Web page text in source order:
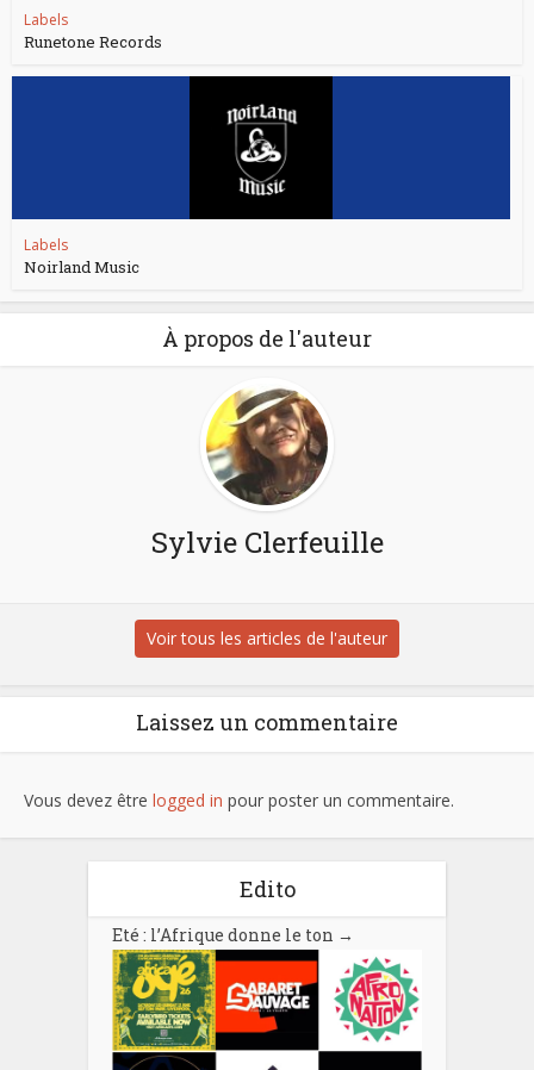
Labels
Runetone Records
Labels
Noirland Music
À propos de l'auteur
Sylvie Clerfeuille
Voir tous les articles de l'auteur
Laissez un commentaire
Vous devez être logged in pour poster un commentaire.
Edito
Eté : l’Afrique donne le ton →